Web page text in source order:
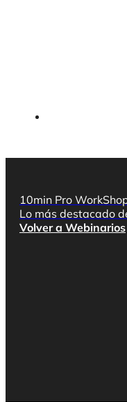
10min Pro
Lo más destacado
Volver a Webinarios